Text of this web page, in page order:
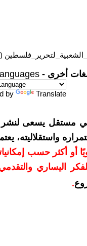
أخرى -
by Translate
يسعى لنشر
واستقلاليته،
دولارات سنويًا أو أكثر
اليساري
.